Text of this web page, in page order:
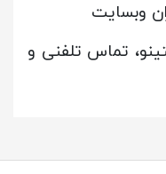
وبسایت
تماس تلفنی و